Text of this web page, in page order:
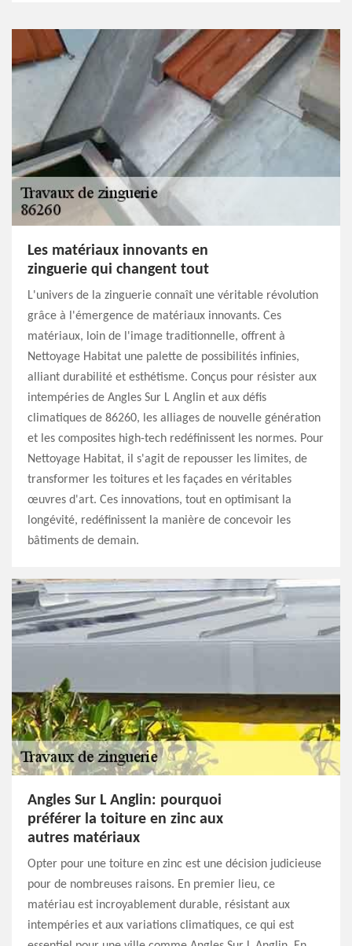
Les matériaux innovants en
zinguerie qui changent tout
L'univers de la zinguerie connaît une véritable révolution
grâce à l'émergence de matériaux innovants. Ces
matériaux, loin de l'image traditionnelle, offrent à
Nettoyage Habitat une palette de possibilités infinies,
alliant durabilité et esthétisme. Conçus pour résister aux
intempéries de Angles Sur L Anglin et aux défis
climatiques de 86260, les alliages de nouvelle génération
et les composites high-tech redéfinissent les normes. Pour
Nettoyage Habitat, il s'agit de repousser les limites, de
transformer les toitures et les façades en véritables
œuvres d'art. Ces innovations, tout en optimisant la
longévité, redéfinissent la manière de concevoir les
bâtiments de demain.
Angles Sur L Anglin: pourquoi
préférer la toiture en zinc aux
autres matériaux
Opter pour une toiture en zinc est une décision judicieuse
pour de nombreuses raisons. En premier lieu, ce
matériau est incroyablement durable, résistant aux
intempéries et aux variations climatiques, ce qui est